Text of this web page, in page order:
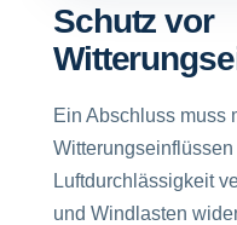
Schutz vor
Ein Abschluss muss
Luftdurchlässigkeit
und Windlasten